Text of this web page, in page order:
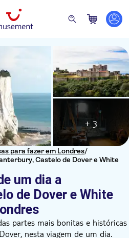
para fazer em Londres/
Castelo de Dover e White
um dia a
de Dover e White
+ 3
partes mais bonitas e históricas
nesta viagem de um dia.